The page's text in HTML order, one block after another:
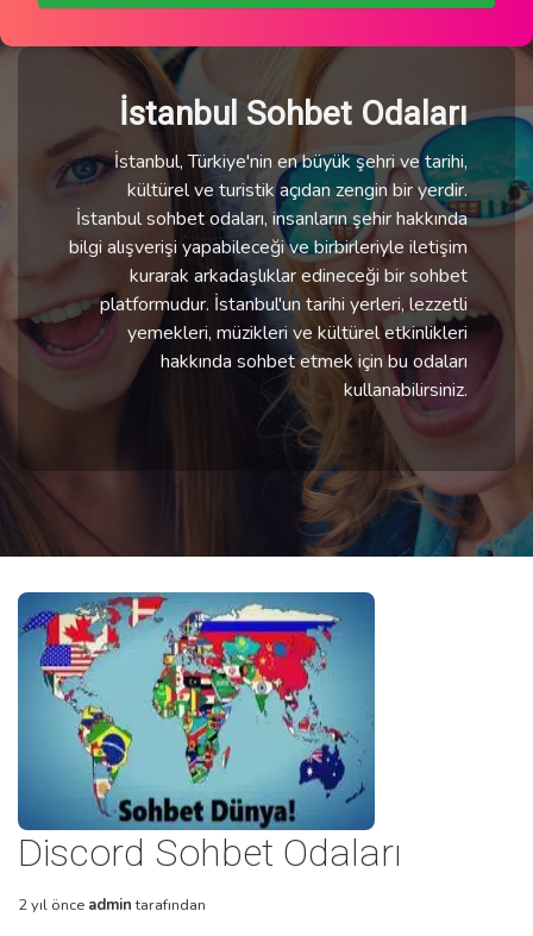
İstanbul Sohbet Odaları
İstanbul, Türkiye'nin en büyük şehri ve tarihi,
kültürel ve turistik açıdan zengin bir yerdir.
İstanbul sohbet odaları, insanların şehir hakkında
bilgi alışverişi yapabileceği ve birbirleriyle iletişim
kurarak arkadaşlıklar edineceği bir sohbet
platformudur. İstanbul'un tarihi yerleri, lezzetli
yemekleri, müzikleri ve kültürel etkinlikleri
hakkında sohbet etmek için bu odaları
kullanabilirsiniz.
Discord Sohbet Odaları
2 yıl önce admintarafından